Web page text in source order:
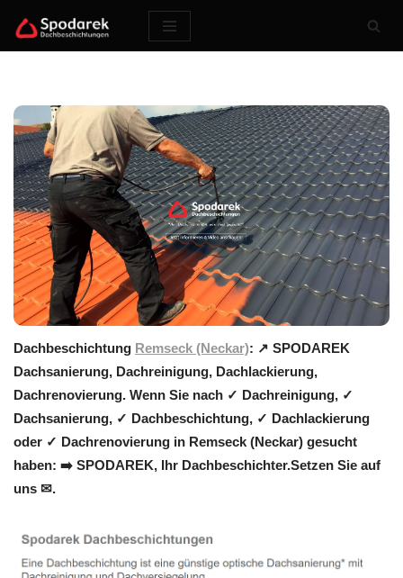
Zum
Dachbeschichtung Remseck (Neckar): ↗️ SPODAREK
Dachsanierung, Dachreinigung, Dachlackierung,
Dachrenovierung. Wenn Sie nach ✓ Dachreinigung, ✓
Dachsanierung, ✓ Dachbeschichtung, ✓ Dachlackierung
oder ✓ Dachrenovierung in Remseck (Neckar) gesucht
haben: ➡️ SPODAREK, Ihr Dachbeschichter.Setzen Sie auf
uns ✉.